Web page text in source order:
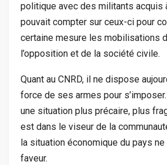
politique avec des militants acquis
pouvait compter sur ceux-ci pour
certaine mesure les mobilisations
l’opposition et de la société civile.
Quant au CNRD, il ne dispose
force de ses armes pour
une situation plus précaire, plus
est dans le viseur de la
la situation économique du pays
faveur.